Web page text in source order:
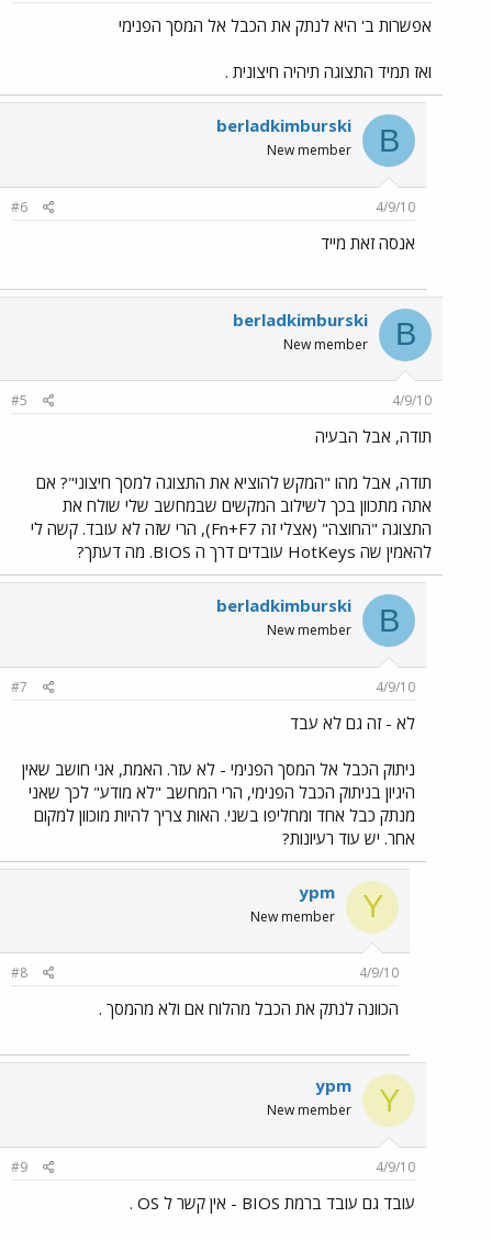
אפשרות ב' היא לנתק את הכבל אל המסך הפנימי
ואז תמיד התצוגה תיהיה חיצונית .
B
berladkimburski
New member
4/9/10
#6
אנסה זאת מייד
B
berladkimburski
New member
4/9/10
#5
תודה, אבל הבעיה
תודה, אבל מהו "המקש להוציא את התצוגה למסך חיצוני"? אם
אתה מתכוון בכך לשילוב המקשים שבמחשב שלי שולח את
התצוגה "החוצה" (אצלי זה Fn+F7), הרי שזה לא עובד. קשה לי
להאמין שה HotKeys עובדים דרך ה BIOS. מה דעתך?
B
berladkimburski
New member
4/9/10
#7
לא - זה גם לא עבד
ניתוק הכבל אל המסך הפנימי - לא עזר. האמת, אני חושב שאין
היגיון בניתוק הכבל הפנימי, הרי המחשב "לא מודע" לכך שאני
מנתק כבל אחד ומחליפו בשני. האות צריך להיות מוכוון למקום
אחר. יש עוד רעיונות?
Y
ypm
New member
4/9/10
#8
הכוונה לנתק את הכבל מהלוח אם ולא מהמסך .
Y
ypm
New member
4/9/10
#9
עובד גם עובד ברמת BIOS - אין קשר ל OS .